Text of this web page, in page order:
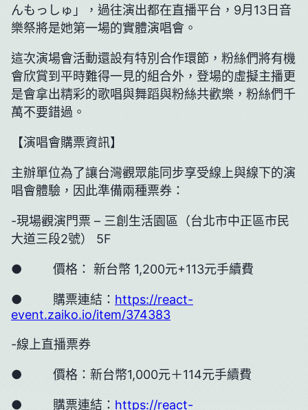
んもっしゅ」，過往演出都在直播平台，9月13日音
樂祭將是她第一場的實體演唱會。
這次演場會活動還設有特別合作環節，粉絲們將有機
會欣賞到平時難得一見的組合外，登場的虛擬主播更
是會拿出精彩的歌唱與舞蹈與粉絲共歡樂，粉絲們千
萬不要錯過。
【演唱會購票資訊】
主辦單位為了讓台灣觀眾能同步享受線上與線下的演
唱會體驗，因此準備兩種票券：
-現場觀演門票 – 三創生活園區（台北市中正區市民
大道三段2號） 5F
● 價格： 新台幣 1,200元+113元手續費
● 購票連結： https://react-
event.zaiko.io/item/374383
-線上直播票券
● 價格：新台幣1,000元＋114元手續費
● 購票連結： https://react-